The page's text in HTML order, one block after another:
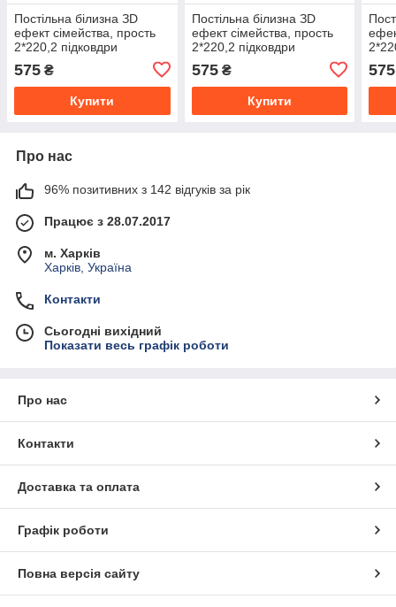
Постільна білизна ЗD
ефект сімейства, прость
2*220,2 підковдри
70/70
575 ₴
Купити
Постільна білизна ЗD
ефект сімейства, прость
2*220,2 підковдри
70/70
575₴
Купити
70/
575
Про нас
96% позитивних з 142 відгуків за рік
Працює з 28.07.2017
м. Харків
Харків, Україна
Контакти
Сьогодні вихідний
Показати весь графік роботи
Про нас
Контакти
Доставка та оплата
Графік роботи
Повна версія сайту